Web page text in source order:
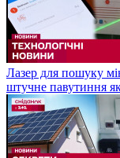
Лазер для пошуку
штучне павутиння